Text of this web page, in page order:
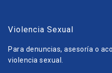
Violencia Sexual
Para denuncias, asesoría o
violencia sexual.